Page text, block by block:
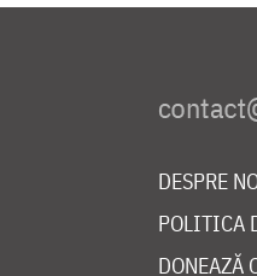
DESPRE
POLITICA
DONEAZĂ